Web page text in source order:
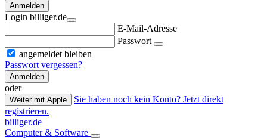
Anmelden
Login billiger.de
E-Mail-Adresse
Passwort
angemeldet bleiben
Passwort vergessen?
Anmelden
oder
Weiter mit Apple
Sie haben noch kein Konto? Jetzt direkt
registrieren.
billiger.de
Computer & Software